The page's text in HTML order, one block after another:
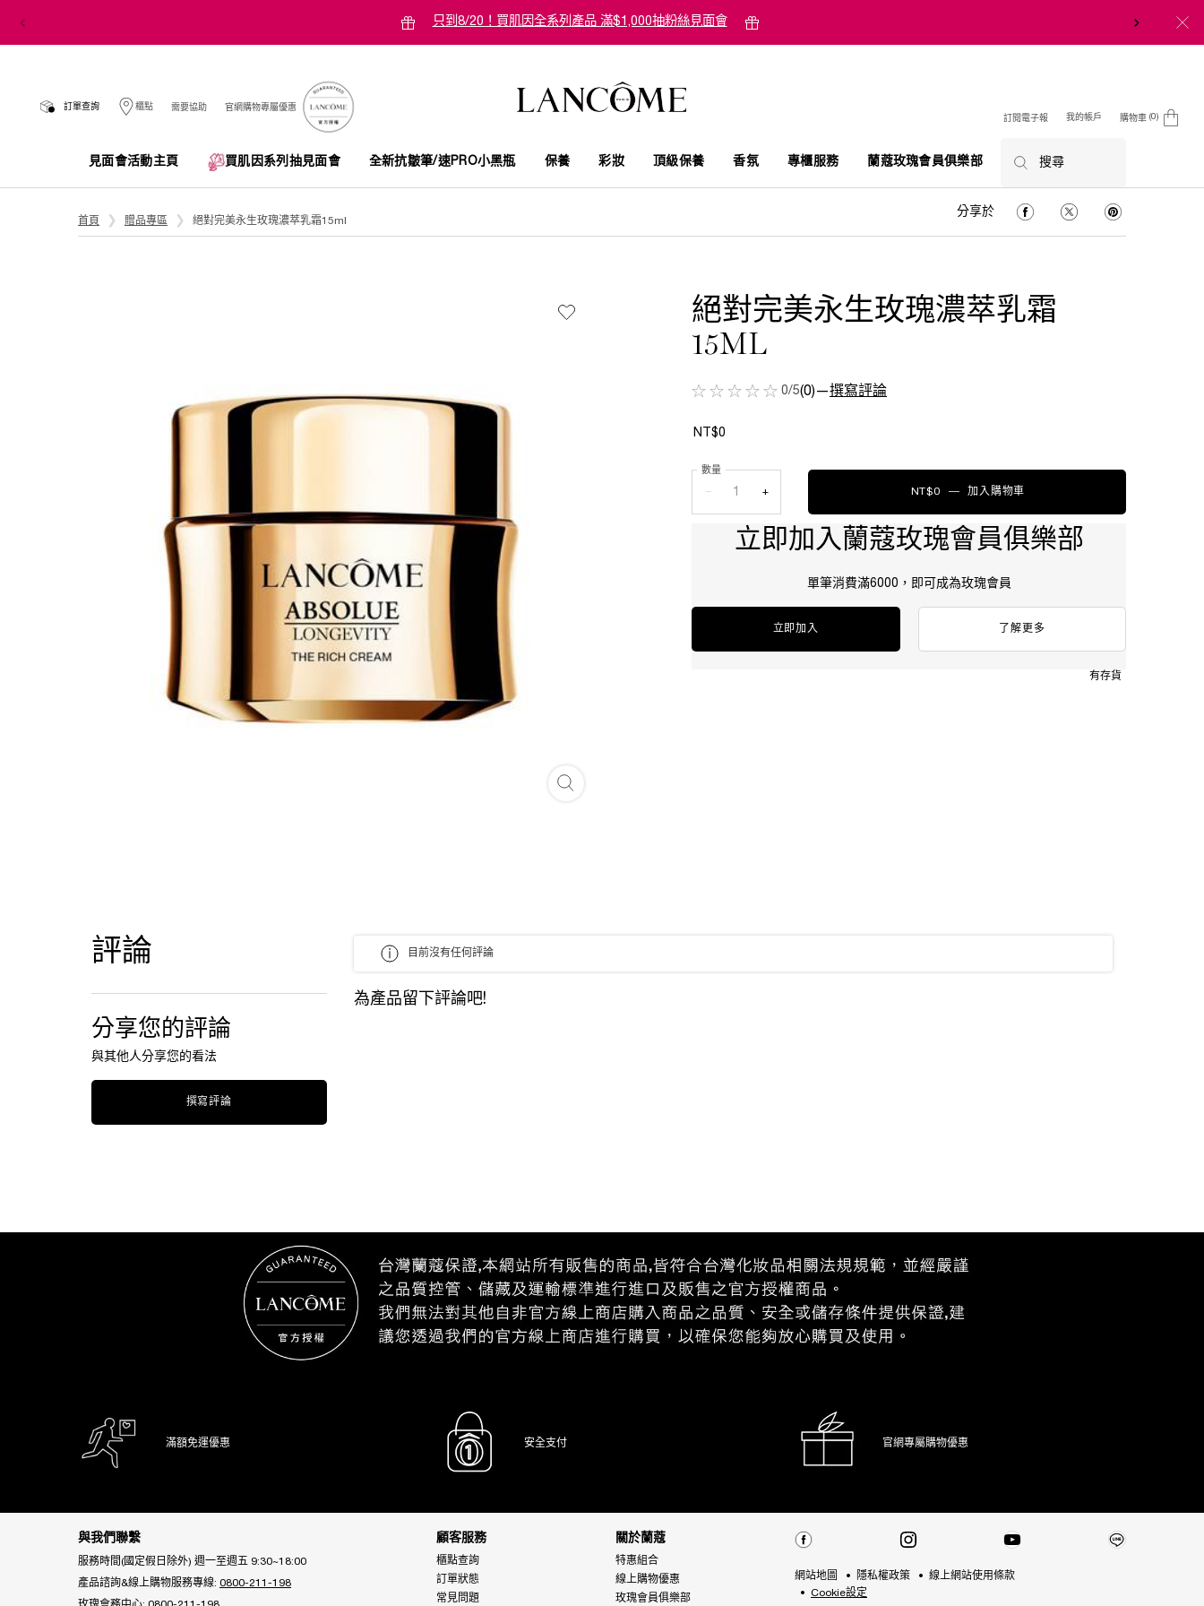
只到8/20！買肌因全系列產品 滿$1,000抽粉絲見面會
訂單查詢 櫃點 需要協助
官網購物專屬優惠
訂閱電子報
我的帳戶 購物車 0
0 product in cart
見面會活動主頁 買肌因系列抽見面會​ 全新抗皺筆/速PRO小黑瓶 保養 彩妝 頂級保養 香氛 專櫃服務 蘭蔻玫瑰會員俱樂部 搜尋
首頁 贈品專區 絕對完美永生玫瑰濃萃乳霜15ml
分享於 分享於 Facebook
分享於 Twitter分享於 Pinterest
絕對完美永生玫瑰濃萃乳霜
15ML
0/5(0)—撰寫評論
絕對完美永生玫瑰濃萃乳霜15ml - 放大圖像
NT$0
−
數量
+ NT$0 ― 加入購物車
立即加入蘭蔻玫瑰會員俱樂部
單筆消費滿6000，即可成為玫瑰會員
立即加入 了解更多
有存貨
PDP Product Social Links Mobile
評論
分享您的評論
與其他人分享您的看法
撰寫評論
目前沒有任何評論
為產品留下評論吧!
滿額免運優惠 安全支付 官網專屬購物優惠
與我們聯繫
服務時間(國定假日除外) 週一至週五 9:30~18:00
產品諮詢&線上購物服務專線: 0800-211-198
顧客服務
櫃點查詢
訂單狀態
常見問題
關於蘭蔻
特惠組合
線上購物優惠
玫瑰會員俱樂部
網站地圖 隱私權政策
線上網站使用條款
Cookie設定